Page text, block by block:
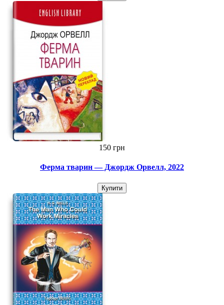
150 грн
Ферма тварин — Джордж Орвелл, 2022
Купити